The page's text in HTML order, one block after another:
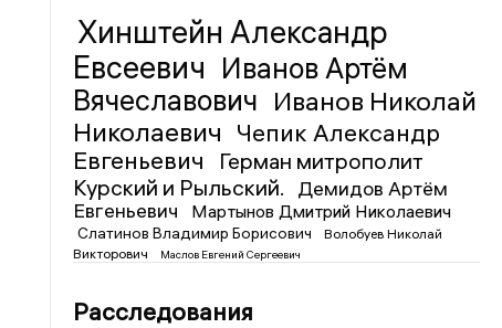
Хинштейн Александр
Евсеевич Иванов Артём
Вячеславович Иванов Николай
Николаевич Чепик Александр
Евгеньевич
Герман митрополит
Курский и Рыльский.
Демидов Артём
Евгеньевич
Мартынов Дмитрий Николаевич
Слатинов Владимир Борисович
Волобуев Николай
Викторович
Маслов Евгений Сергеевич
Расследования